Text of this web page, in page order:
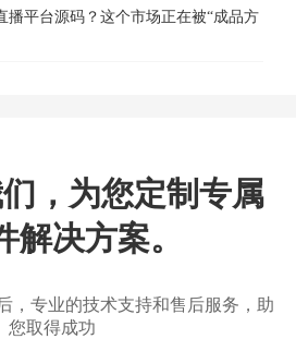
播平台源码？这个市场正在被“成品方
，为您定制专属
解决方案。
，专业的技术支持和售后服务，助
您取得成功